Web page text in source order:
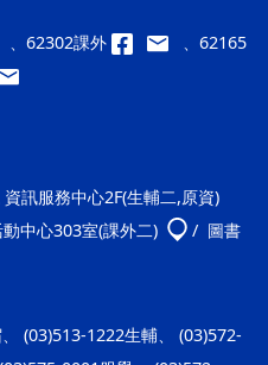
、62302課外
、62165
訊服務中心2F(生輔二,原資)
中心303室(課外二)
/ 圖書
(03)513-1222生輔、 (03)572-